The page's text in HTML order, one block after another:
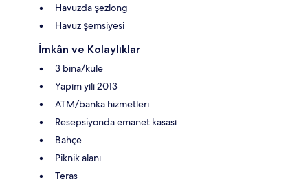
Havuzda şezlong
Havuz şemsiyesi
İmkân ve Kolaylıklar
3 bina/kule
Yapım yılı 2013
ATM/banka hizmetleri
Resepsiyonda emanet kasası
Bahçe
Piknik alanı
Teras